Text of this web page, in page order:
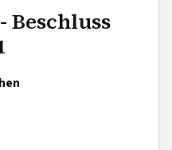
Beschluss